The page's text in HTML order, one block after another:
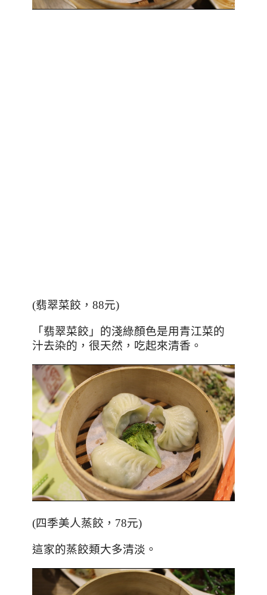
(翡翠菜餃，88元)
「翡翠菜餃」的淺綠顏色是用青江菜的
汁去染的，很天然，吃起來清香。
(四季美人蒸餃，78元)
這家的蒸餃類大多清淡。